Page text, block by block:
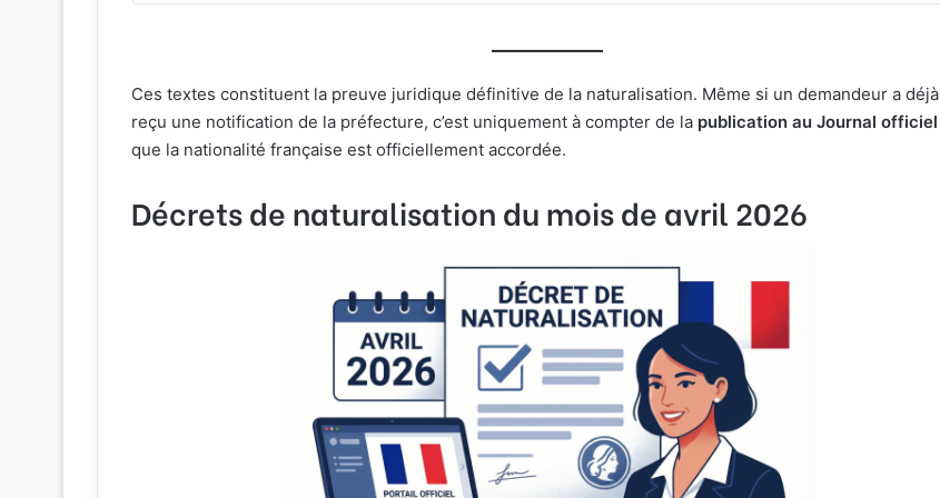
Ces textes constituent la preuve juridique définitive de la naturalisation. Même si un demandeur a déjà
reçu une notification de la préfecture, c’est uniquement à compter de la publication au Journal officiel
que la nationalité française est officiellement accordée.
Décrets de naturalisation du mois de avril 2026